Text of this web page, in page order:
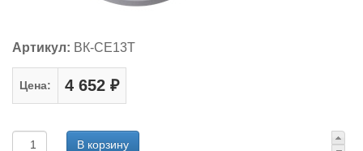
Артикул: ВК-СЕ13Т
Цена: 4 652 ₽